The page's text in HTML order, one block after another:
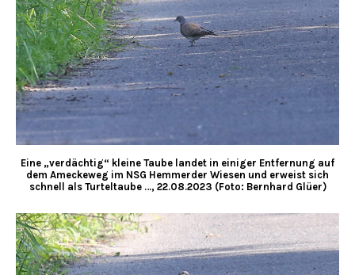
Eine „verdächtig“ kleine Taube landet in einiger Entfernung auf
dem Ameckeweg im NSG Hemmerder Wiesen und erweist sich
schnell als Turteltaube …, 22.08.2023 (Foto: Bernhard Glüer)